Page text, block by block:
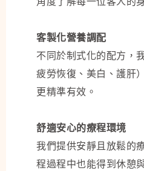
客製化營養調配
不同於制式化的配方，
疲勞恢復、美白、護肝
更精準有效。
舒適安心的療程環境
我們提供安靜且放鬆的
程過程中也能得到休憩